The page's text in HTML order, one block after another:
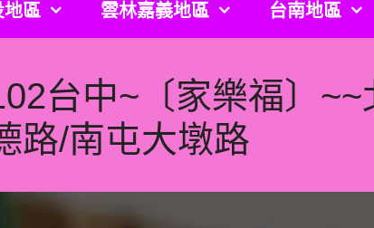
地區 雲林嘉義地區 台南地區
台中~〔家樂福〕
路/南屯大墩路